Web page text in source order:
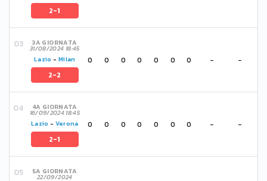
2-1
3A GIORNATA
31/08/2024 18:45
Lazio - Milan
2-2
0 0 0 0 0 0 0 - -
4A GIORNATA
16/09/2024 18:45
Lazio - Verona
2-1
0 0 0 0 0 0 0 - -
5A GIORNATA
22/09/2024